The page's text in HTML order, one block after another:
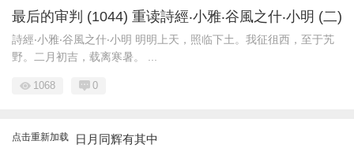
最后的审判 (1044) 重读詩經‧小雅‧谷風之什‧小明 (二)
詩經‧小雅‧谷風之什‧小明 明明上天，照临下土。我征徂西，至于艽
野。二月初吉，载离寒暑。 ...
1068 0
点击重新加载 日月同辉有其中